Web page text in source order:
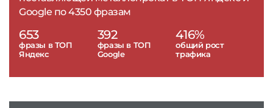
Google по 4350 фразам
653
фразы в ТОП
Яндекс
392
фразы в ТОП
Google
416%
общий рост
трафика